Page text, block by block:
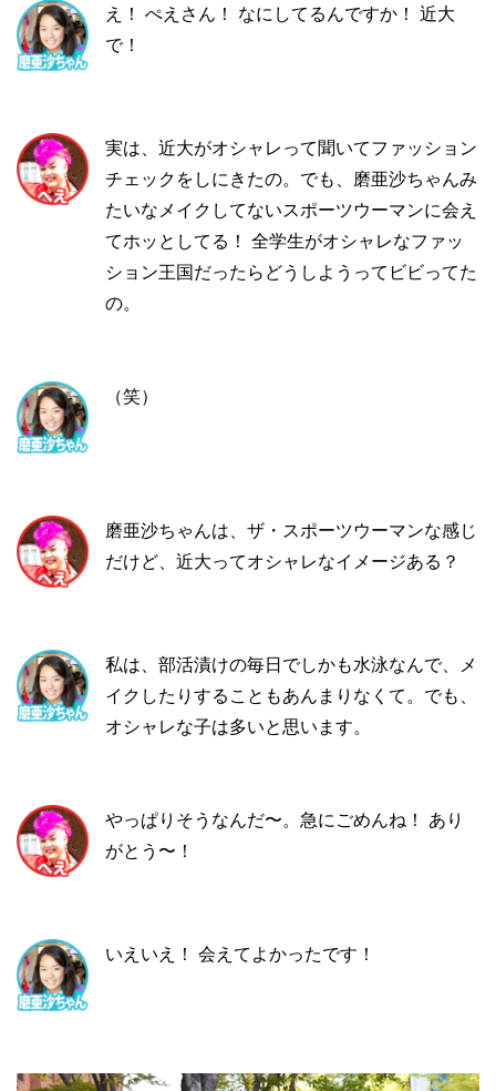
え！ ぺえさん！ なにしてるんですか！ 近大
で！
実は、近大がオシャレって聞いてファッション
チェックをしにきたの。でも、磨亜沙ちゃんみ
たいなメイクしてないスポーツウーマンに会え
てホッとしてる！ 全学生がオシャレなファッ
ション王国だったらどうしようってビビってた
の。
（笑）
磨亜沙ちゃんは、ザ・スポーツウーマンな感じ
だけど、近大ってオシャレなイメージある？
私は、部活漬けの毎日でしかも水泳なんで、メ
イクしたりすることもあんまりなくて。でも、
オシャレな子は多いと思います。
やっぱりそうなんだ〜。急にごめんね！ あり
がとう〜！
いえいえ！ 会えてよかったです！